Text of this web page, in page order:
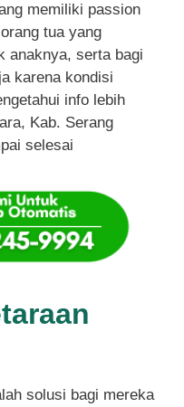
memiliki passion
tua yang
anaknya, serta bagi
karena kondisi
info lebih
Kab. Serang
selesai
solusi bagi mereka